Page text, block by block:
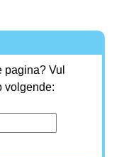
Vul
volgende: